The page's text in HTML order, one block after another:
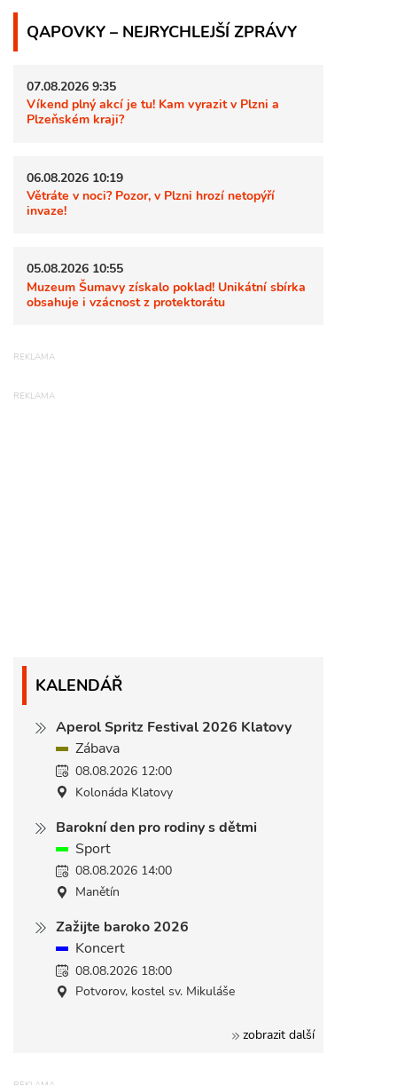
QAPOVKY – NEJRYCHLEJŠÍ ZPRÁVY
07.08.2026 9:35
Víkend plný akcí je tu! Kam vyrazit v Plzni a
Plzeňském kraji?
06.08.2026 10:19
Větráte v noci? Pozor, v Plzni hrozí netopýří
invaze!
05.08.2026 10:55
Muzeum Šumavy získalo poklad! Unikátní sbírka
obsahuje i vzácnost z protektorátu
KALENDÁŘ
Aperol Spritz Festival 2026 Klatovy
Zábava
08.08.2026 12:00
Kolonáda Klatovy
Barokní den pro rodiny s dětmi
Sport
08.08.2026 14:00
Manětín
Zažijte baroko 2026
Koncert
08.08.2026 18:00
Potvorov, kostel sv. Mikuláše
zobrazit další